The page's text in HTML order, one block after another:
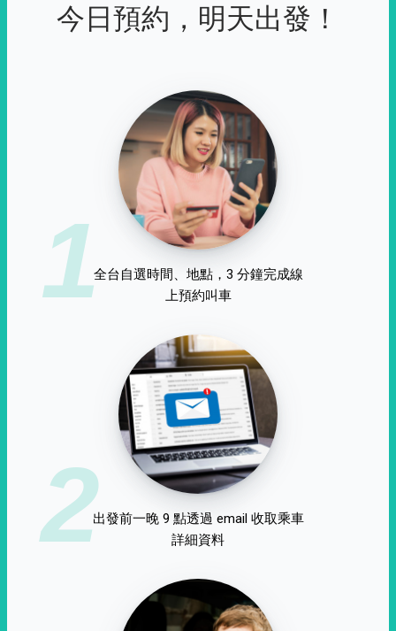
今日預約，明天出發！
1全台自選時間、地點，3 分鐘完成線
上預約叫車
2出發前一晚 9 點透過 email 收取乘車
詳細資料